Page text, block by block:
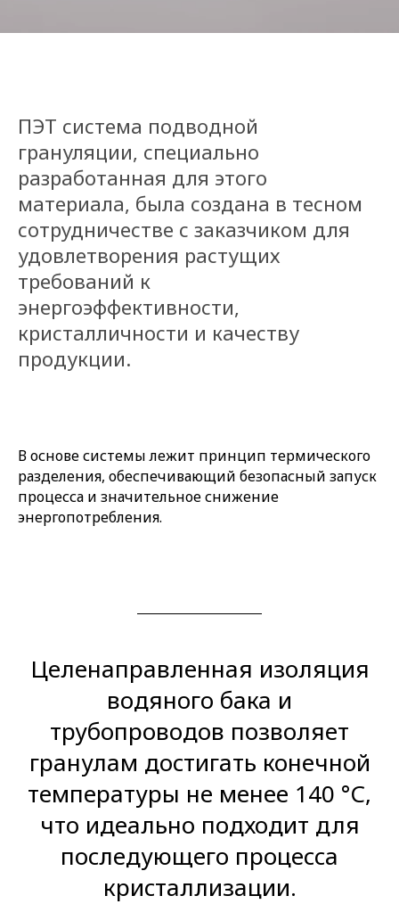
ПЭТ система подводной
грануляции, специально
разработанная для этого
материала, была создана в тесном
сотрудничестве с заказчиком для
удовлетворения растущих
требований к
энергоэффективности,
кристалличности и качеству
продукции.
В основе системы лежит принцип термического
разделения, обеспечивающий безопасный запуск
процесса и значительное снижение
энергопотребления.
Целенаправленная изоляция
водяного бака и
трубопроводов позволяет
гранулам достигать конечной
температуры не менее 140 °C,
что идеально подходит для
последующего процесса
кристаллизации.